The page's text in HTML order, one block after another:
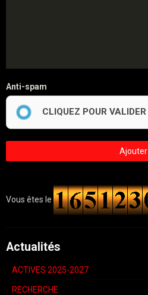
Anti-spam
CLIQUEZ POUR VALIDER
Ajouter
Vous êtes le
Actualités
ACTIVES 2025-2027
RECHERCHE